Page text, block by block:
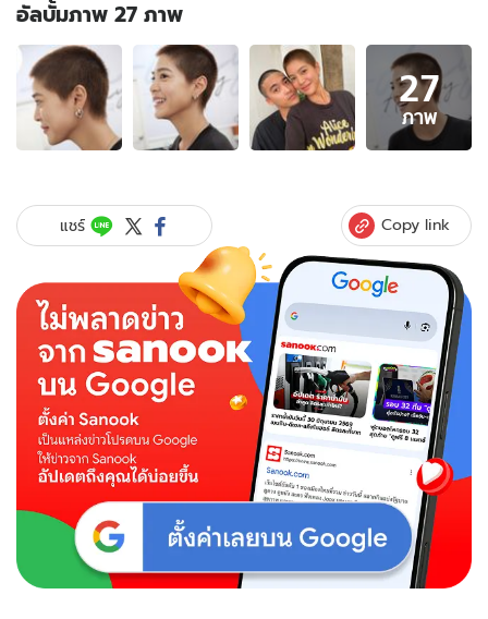
อัลบั้มภาพ 27 ภาพ
อัลบั้ม
ภาพ
27
ภาพ
ของ
ลุค
ไหน
รอด
ผม
ทรง
ใหม่
สกิน
เฮด
สามี
เลย
27
ภาพ
แชร์ Copy link